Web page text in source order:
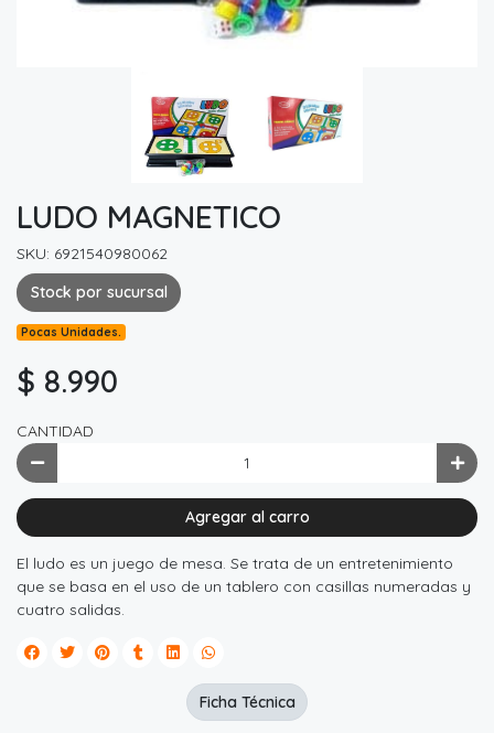
LUDO MAGNETICO
SKU: 6921540980062
Stock por sucursal
Pocas Unidades.
$ 8.990
CANTIDAD
Agregar al carro
El ludo es un juego de mesa. Se trata de un entretenimiento
que se basa en el uso de un tablero con casillas numeradas y
cuatro salidas.
Ficha Técnica